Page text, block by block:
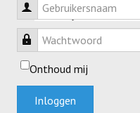
Gebruikersnaam
Wachtwoord
Onthoud mij
Inloggen